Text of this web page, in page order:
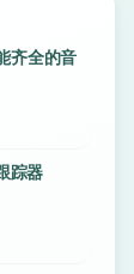
齐全的音
踪器